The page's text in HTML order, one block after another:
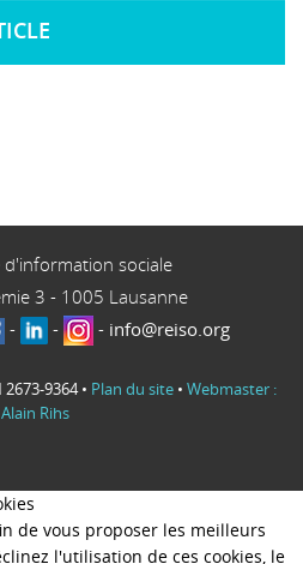
d'information sociale
3 - 1005 Lausanne
- - - info@reiso.org
9364 • Plan du site • Webmaster :
Alain Rihs
de vous proposer les meilleurs
l'utilisation de ces cookies, le